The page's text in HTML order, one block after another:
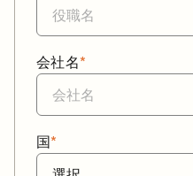
*
会社名
*
国